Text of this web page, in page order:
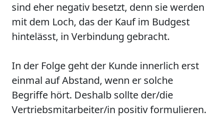
sind eher negativ besetzt, denn sie werden
mit dem Loch, das der Kauf im Budgest
hintelässt, in Verbindung gebracht.
In der Folge geht der Kunde innerlich erst
einmal auf Abstand, wenn er solche
Begriffe hört. Deshalb sollte der/die
Vertriebsmitarbeiter/in positiv formulieren.